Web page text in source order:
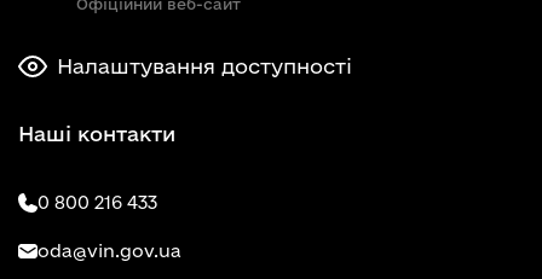
Офіційний веб-сайт
Налаштування доступності
Наші контакти
0 800 216 433
oda@vin.gov.ua